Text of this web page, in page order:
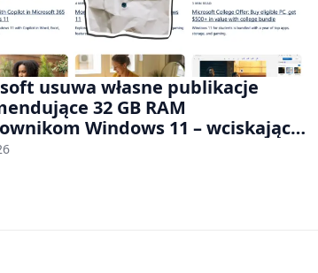
usuwa własne publikacje
32 GB RAM
Windows 11 – wciskając
tym komputery z 8 GB RAM po